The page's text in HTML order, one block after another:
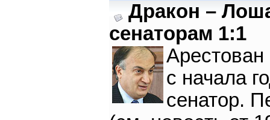
Дракон –
сенаторам 1:1
Арестован
с начала
сенатор.